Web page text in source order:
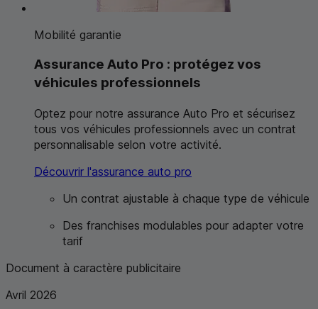
Mobilité garantie
Assurance Auto Pro : protégez vos
véhicules professionnels
Optez pour notre assurance Auto Pro et sécurisez
tous vos véhicules professionnels avec un contrat
personnalisable selon votre activité.
Découvrir l'assurance auto pro
Un contrat ajustable à chaque type de véhicule
Des franchises modulables pour adapter votre
tarif
Document à caractère publicitaire
Avril 2026